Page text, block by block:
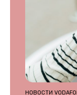
НОВОСТИ